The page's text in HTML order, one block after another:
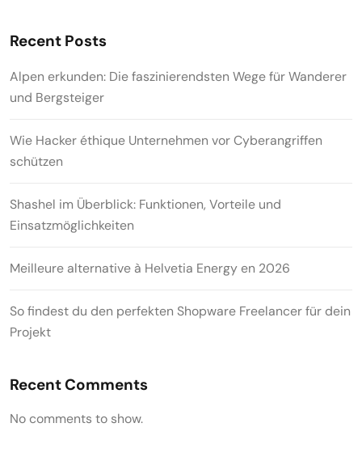
Recent Posts
Alpen erkunden: Die faszinierendsten Wege für Wanderer
und Bergsteiger
Wie Hacker éthique Unternehmen vor Cyberangriffen
schützen
Shashel im Überblick: Funktionen, Vorteile und
Einsatzmöglichkeiten
Meilleure alternative à Helvetia Energy en 2026
So findest du den perfekten Shopware Freelancer für dein
Projekt
Recent Comments
No comments to show.